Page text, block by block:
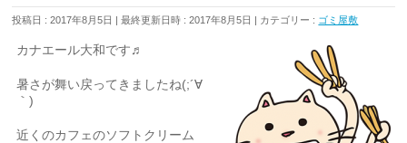
投稿日 : 2017年8月5日 最終更新日時 : 2017年8月5日 カテゴリー : ゴミ屋敷
カナエール大和です♬
暑さが舞い戻ってきましたね(;´∀
｀)
近くのカフェのソフトクリーム